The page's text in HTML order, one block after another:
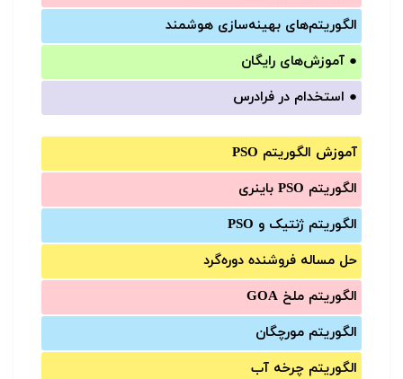
الگوریتم‌های بهینه‌سازی هوشمند
● آموزش‌های رایگان
● استخدام در فرادرس
آموزش الگوریتم PSO
الگوریتم PSO باینری
الگوریتم ژنتیک و PSO
حل مساله فروشنده دوره‌گرد
الگوریتم ملخ GOA
الگوریتم مورچگان
الگوریتم چرخه آب